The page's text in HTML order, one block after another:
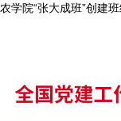
农学院“张大成班”创建